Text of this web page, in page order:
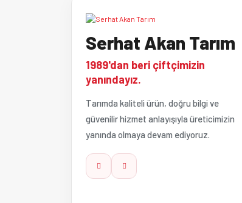
Ürün açıklamasında eksik bilgiler bulunuyor.
Ürün bilgilerinde hatalar bulunuyor.
Ürün fiyatı diğer sitelerden daha pahalı.
Bu ürüne benzer farklı alternatifler olmalı.
Serhat Akan Tarım
1989'dan beri çiftçimizin
yanındayız.
Tarımda kaliteli ürün, doğru bilgi ve
güvenilir hizmet anlayışıyla üreticimizin
yanında olmaya devam ediyoruz.